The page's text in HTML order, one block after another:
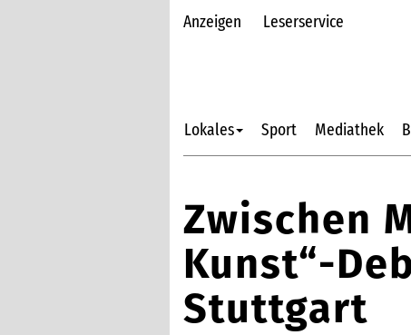
Anzeigen Leserservice
Lokales Sport Mediathek
Zwischen
Kunst“-
Stuttgart